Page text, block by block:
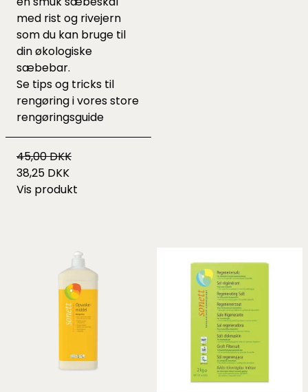
med rist og rivejern
som du kan bruge til
din økologiske
sæbebar.
Se tips og tricks til
rengøring i voresstore
rengøringsguide
45,00 DKK
38,25 DKK
Vis produkt